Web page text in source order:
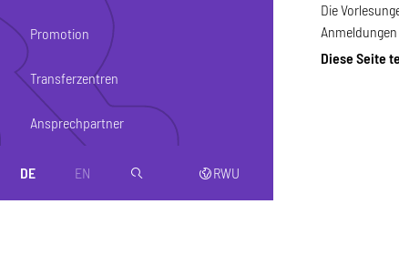
Promotion
Transferzentren
Ansprechpartner
DE EN magnifier webRWU
Die
Diese Seite